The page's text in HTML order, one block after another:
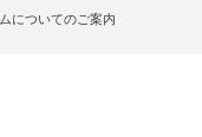
についてのご案内